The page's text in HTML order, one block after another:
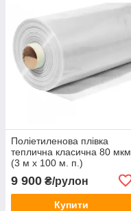
Поліетиленова плівка
теплична класична 80 мкм
(3 м х 100 м. п.)
9 900 ₴/рулон
Купити